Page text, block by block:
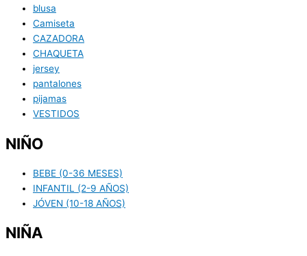
blusa
Camiseta
CAZADORA
CHAQUETA
jersey
pantalones
pijamas
VESTIDOS
NIÑO
BEBE (0-36 MESES)
INFANTIL (2-9 AÑOS)
JÓVEN (10-18 AÑOS)
NIÑA